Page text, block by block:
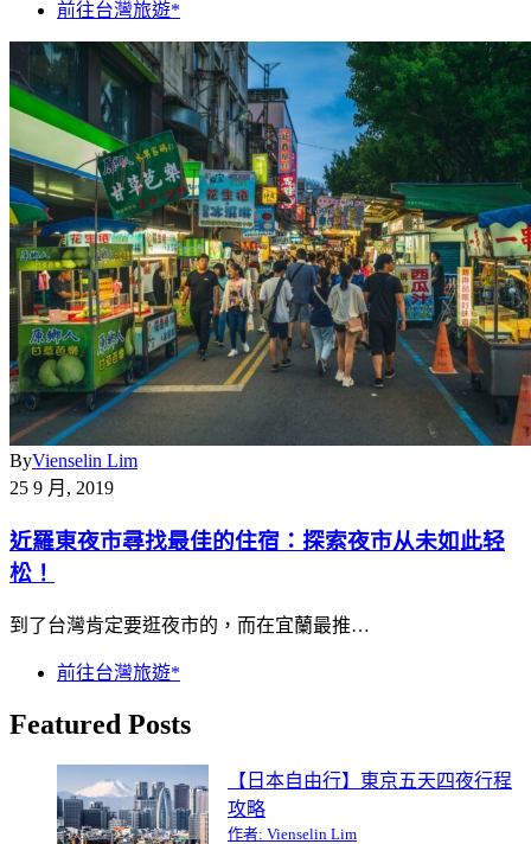
前往台灣旅遊*
ByVienselin Lim
25 9 月, 2019
近羅東夜市尋找最佳的住宿：探索夜市从未如此轻
松！
到了台灣肯定要逛夜市的，而在宜蘭最推…
前往台灣旅遊*
Featured Posts
【日本自由行】東京五天四夜行程
攻略
作者: Vienselin Lim